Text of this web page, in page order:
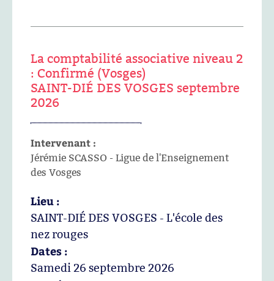
La comptabilité associative niveau 2
: Confirmé (Vosges)
SAINT-DIÉ DES VOSGES septembre
2026
Intervenant :
Jérémie SCASSO - Ligue de l'Enseignement
des Vosges
Lieu :
SAINT-DIÉ DES VOSGES - L'école des
nez rouges
Dates :
Samedi 26 septembre 2026